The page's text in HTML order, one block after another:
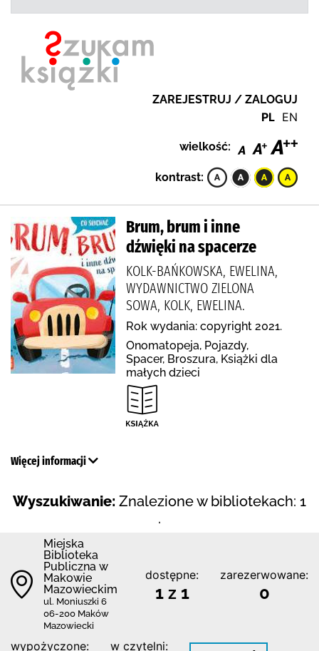
ZAREJESTRUJ / ZALOGUJ
PL EN
wielkość:
kontrast:
Brum, brum i inne
dźwięki na spacerze
KOLK-BAŃKOWSKA, EWELINA,
WYDAWNICTWO ZIELONA
SOWA, KOLK, EWELINA.
Rok wydania: copyright 2021.
Onomatopeja, Pojazdy,
Spacer, Broszura, Książki dla
małych dzieci
Więcej informacji
Wyszukiwanie: Znalezione w bibliotekach: 1
.
Miejska
Biblioteka
Publiczna w
Makowie
Mazowieckim
ul. Moniuszki 6
06-200 Maków
Mazowiecki
dostępne:
1 z 1
zarezerwowane:
0
wypożyczone: w czytelni: